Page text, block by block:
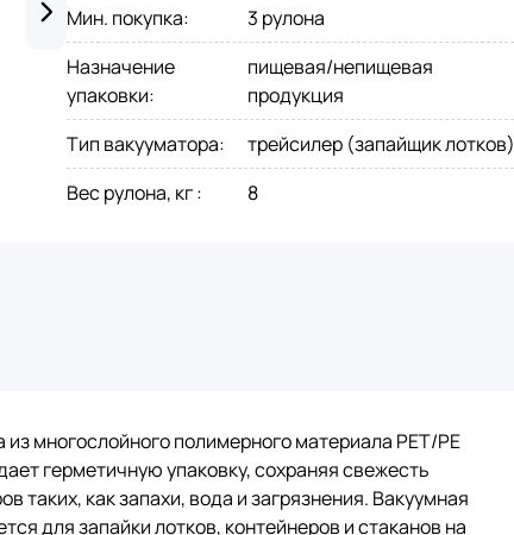
Мин. покупка:
3 рулона
Назначение
упаковки:
пищевая/непищевая
продукция
Тип вакууматора:
трейсилер (запайщик лотков)
Вес рулона, кг: 8
многослойного полимерного материала PET/PE
герметичную упаковку, сохраняя свежесть
таких, как запахи, вода и загрязнения. Вакуумная
для запайки лотков, контейнеров и стаканов на